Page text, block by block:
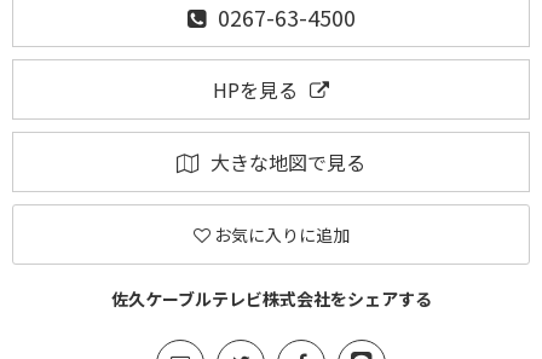
0267-63-4500
HPを見る
大きな地図で見る
お気に入りに追加
佐久ケーブルテレビ株式会社をシェアする